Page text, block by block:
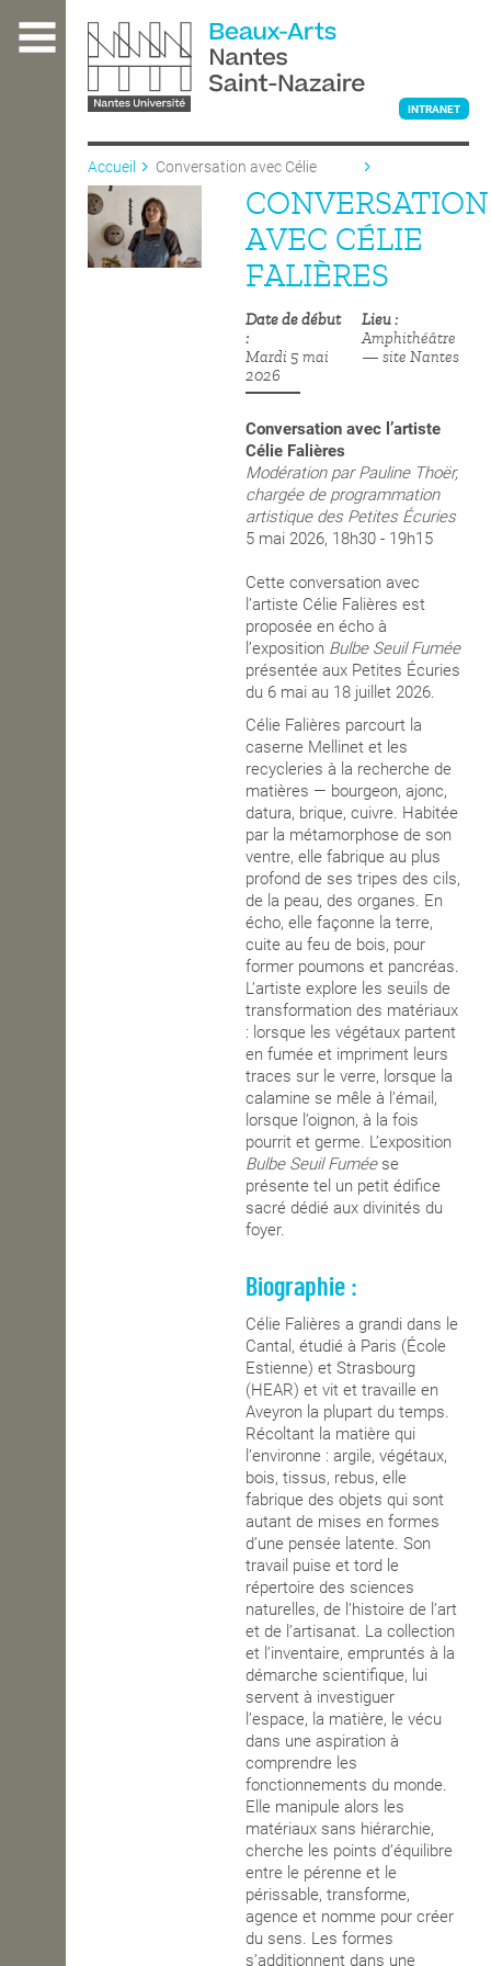
contenu
L'ÉCOLE
INTRANET
Accueil
Conversation avec Célie
Falières
CONVERSATION
AVEC CÉLIE
FALIÈRES
Date de début
Mardi 5 mai
2026
Lieu
Amphithéâtre
— site Nantes
Conversation avec l’artiste
Célie Falières
Modération par Pauline Thoër,
chargée de programmation
artistique des Petites Écuries
5 mai 2026, 18h30 - 19h15
Cette conversation avec
l’artiste Célie Falières est
proposée en écho à
l’exposition Bulbe Seuil Fumée
présentée aux Petites Écuries
du 6 mai au 18 juillet 2026.
Célie Falières parcourt la
caserne Mellinet et les
recycleries à la recherche de
matières — bourgeon, ajonc,
datura, brique, cuivre. Habitée
par la métamorphose de son
ventre, elle fabrique au plus
profond de ses tripes des cils,
de la peau, des organes. En
écho, elle façonne la terre,
cuite au feu de bois, pour
former poumons et pancréas.
L’artiste explore les seuils de
transformation des matériaux
: lorsque les végétaux partent
en fumée et impriment leurs
traces sur le verre, lorsque la
calamine se mêle à l’émail,
lorsque l’oignon, à la fois
pourrit et germe. L’exposition
Bulbe Seuil Fuméese
présente tel un petit édifice
sacré dédié aux divinités du
foyer.
Biographie :
Célie Falières a grandi dans le
Cantal, étudié à Paris (École
Estienne) et Strasbourg
(HEAR) et vit et travaille en
Aveyron la plupart du temps.
Récoltant la matière qui
l’environne : argile, végétaux,
bois, tissus, rebus, elle
fabrique des objets qui sont
autant de mises en formes
d’une pensée latente. Son
travail puise et tord le
répertoire des sciences
naturelles, de l’histoire de l’art
et de l’artisanat. La collection
et l’inventaire, empruntés à la
démarche scientifique, lui
servent à investiguer
l’espace, la matière, le vécu
dans une aspiration à
comprendre les
fonctionnements du monde.
Elle manipule alors les
matériaux sans hiérarchie,
cherche les points d’équilibre
entre le pérenne et le
périssable, transforme,
agence et nomme pour créer
du sens. Les formes
s’additionnent dans une